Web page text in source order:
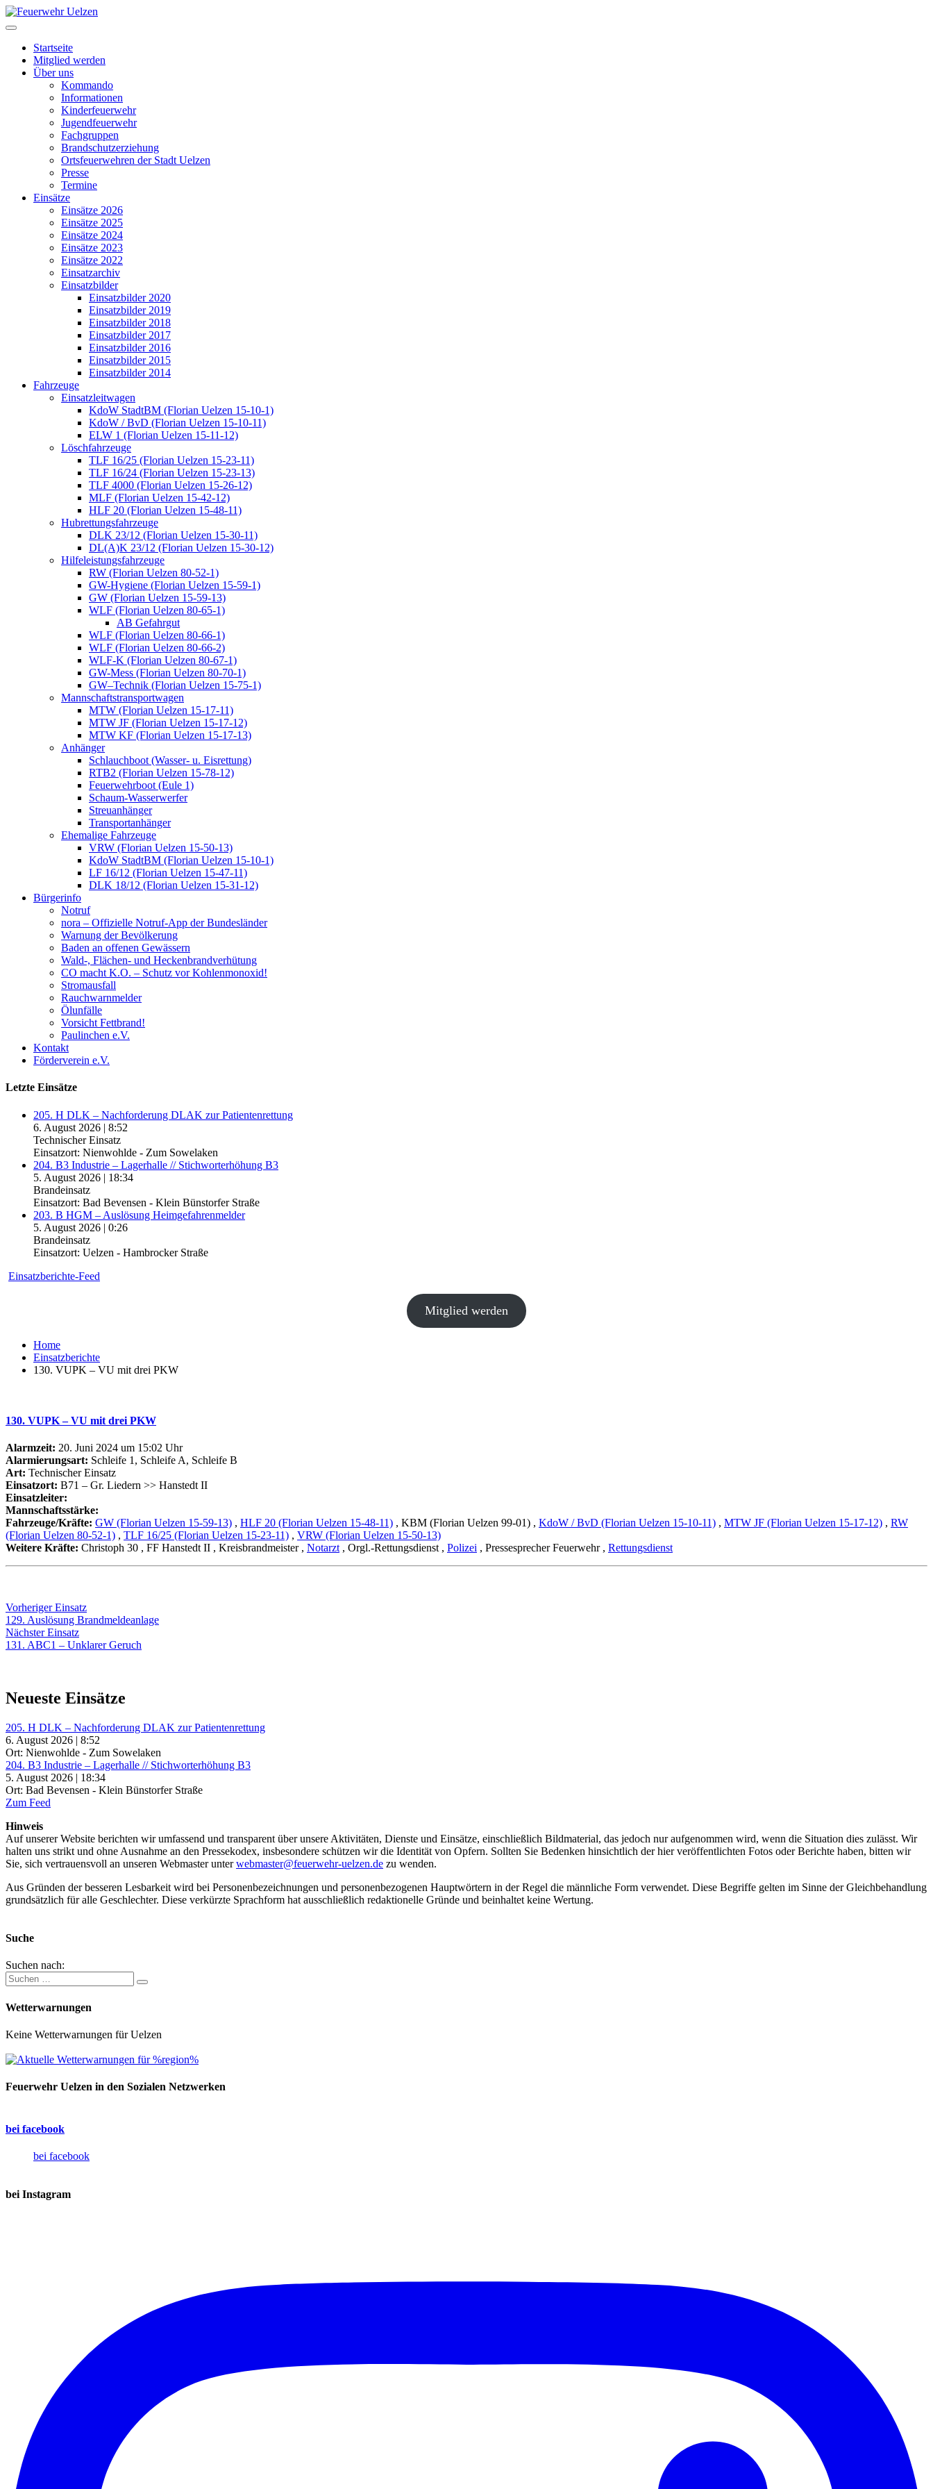
Startseite
Mitglied werden
Über uns
Kommando
Informationen
Kinderfeuerwehr
Jugendfeuerwehr
Fachgruppen
Brandschutzerziehung
Ortsfeuerwehren der Stadt Uelzen
Presse
Termine
Einsätze
Einsätze 2026
Einsätze 2025
Einsätze 2024
Einsätze 2023
Einsätze 2022
Einsatzarchiv
Einsatzbilder
Einsatzbilder 2020
Einsatzbilder 2019
Einsatzbilder 2018
Einsatzbilder 2017
Einsatzbilder 2016
Einsatzbilder 2015
Einsatzbilder 2014
Fahrzeuge
Einsatzleitwagen
KdoW StadtBM (Florian Uelzen 15-10-1)
KdoW / BvD (Florian Uelzen 15-10-11)
ELW 1 (Florian Uelzen 15-11-12)
Löschfahrzeuge
TLF 16/25 (Florian Uelzen 15-23-11)
TLF 16/24 (Florian Uelzen 15-23-13)
TLF 4000 (Florian Uelzen 15-26-12)
MLF (Florian Uelzen 15-42-12)
HLF 20 (Florian Uelzen 15-48-11)
Hubrettungsfahrzeuge
DLK 23/12 (Florian Uelzen 15-30-11)
DL(A)K 23/12 (Florian Uelzen 15-30-12)
Hilfeleistungsfahrzeuge
RW (Florian Uelzen 80-52-1)
GW-Hygiene (Florian Uelzen 15-59-1)
GW (Florian Uelzen 15-59-13)
WLF (Florian Uelzen 80-65-1)
AB Gefahrgut
WLF (Florian Uelzen 80-66-1)
WLF (Florian Uelzen 80-66-2)
WLF-K (Florian Uelzen 80-67-1)
GW-Mess (Florian Uelzen 80-70-1)
GW–Technik (Florian Uelzen 15-75-1)
Mannschaftstransportwagen
MTW (Florian Uelzen 15-17-11)
MTW JF (Florian Uelzen 15-17-12)
MTW KF (Florian Uelzen 15-17-13)
Anhänger
Schlauchboot (Wasser- u. Eisrettung)
RTB2 (Florian Uelzen 15-78-12)
Feuerwehrboot (Eule 1)
Schaum-Wasserwerfer
Streuanhänger
Transportanhänger
Ehemalige Fahrzeuge
VRW (Florian Uelzen 15-50-13)
KdoW StadtBM (Florian Uelzen 15-10-1)
LF 16/12 (Florian Uelzen 15-47-11)
DLK 18/12 (Florian Uelzen 15-31-12)
Bürgerinfo
Notruf
nora – Offizielle Notruf-App der Bundesländer
Warnung der Bevölkerung
Baden an offenen Gewässern
Wald-, Flächen- und Heckenbrandverhütung
CO macht K.O. – Schutz vor Kohlenmonoxid!
Stromausfall
Rauchwarnmelder
Ölunfälle
Vorsicht Fettbrand!
Paulinchen e.V.
Kontakt
Förderverein e.V.
Letzte Einsätze
205. H DLK – Nachforderung DLAK zur Patientenrettung
6. August 2026 | 8:52
Technischer Einsatz
Einsatzort: Nienwohlde - Zum Sowelaken
204. B3 Industrie – Lagerhalle // Stichworterhöhung B3
5. August 2026 | 18:34
Brandeinsatz
Einsatzort: Bad Bevensen - Klein Bünstorfer Straße
203. B HGM – Auslösung Heimgefahrenmelder
5. August 2026 | 0:26
Brandeinsatz
Einsatzort: Uelzen - Hambrocker Straße
Einsatzberichte-Feed
Mitglied werden
Home
Einsatzberichte
130. VUPK – VU mit drei PKW
130. VUPK – VU mit drei PKW
Alarmzeit: 20. Juni 2024 um 15:02 Uhr
Alarmierungsart: Schleife 1, Schleife A, Schleife B
Art: Technischer Einsatz
Einsatzort: B71 – Gr. Liedern >> Hanstedt II
Einsatzleiter:
Mannschaftsstärke:
Fahrzeuge/Kräfte: GW (Florian Uelzen 15-59-13) , HLF 20 (Florian Uelzen 15-48-11) , KBM (Florian Uelzen 99-01) , KdoW / BvD (Florian Uelzen 15-10-11) , MTW JF (Florian Uelzen 15-17-12) , RW
(Florian Uelzen 80-52-1) , TLF 16/25 (Florian Uelzen 15-23-11) , VRW (Florian Uelzen 15-50-13)
Weitere Kräfte: Christoph 30 , FF Hanstedt II , Kreisbrandmeister , Notarzt , Orgl.-Rettungsdienst , Polizei , Pressesprecher Feuerwehr , Rettungsdienst
Beitragsnavigation
Vorheriger EinsatzVorheriger
Einsatz:
129. Auslösung Brandmeldeanlage
Nächster EinsatzNächster
Einsatz:
131. ABC1 – Unklarer Geruch
Neueste Einsätze
205. H DLK – Nachforderung DLAK zur Patientenrettung
6. August 2026 | 8:52
Ort: Nienwohlde - Zum Sowelaken
204. B3 Industrie – Lagerhalle // Stichworterhöhung B3
5. August 2026 | 18:34
Ort: Bad Bevensen - Klein Bünstorfer Straße
Zum Feed
Hinweis
Auf unserer Website berichten wir umfassend und transparent über unsere Aktivitäten, Dienste und Einsätze, einschließlich Bildmaterial, das jedoch nur aufgenommen wird, wenn die Situation dies zulässt. Wir
halten uns strikt und ohne Ausnahme an den Pressekodex, insbesondere schützen wir die Identität von Opfern. Sollten Sie Bedenken hinsichtlich der hier veröffentlichten Fotos oder Berichte haben, bitten wir
Sie, sich vertrauensvoll an unseren Webmaster unterwebmaster@feuerwehr-uelzen.de zu wenden.
Aus Gründen der besseren Lesbarkeit wird bei Personenbezeichnungen und personenbezogenen Hauptwörtern in der Regel die männliche Form verwendet. Diese Begriffe gelten im Sinne der Gleichbehandlung
grundsätzlich für alle Geschlechter. Diese verkürzte Sprachform hat ausschließlich redaktionelle Gründe und beinhaltet keine Wertung.
Suche
Suchen nach:
Wetterwarnungen
Keine Wetterwarnungen für Uelzen
Feuerwehr Uelzen in den Sozialen Netzwerken
bei facebook
bei facebook
bei Instagram